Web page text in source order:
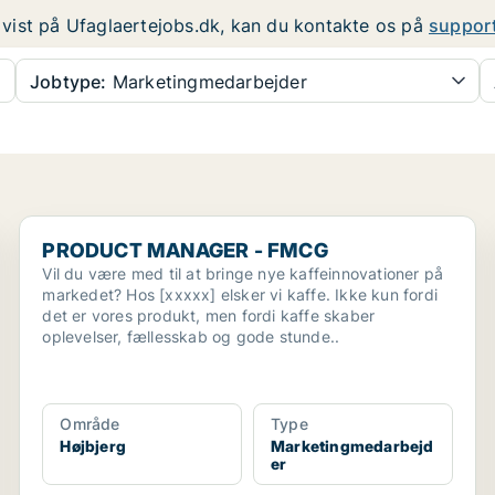
på Ufaglaertejobs.dk, kan du kontakte os på
Jobtype: Marketingmedarbejder
PRODUCT MANAGER - FMCG
PRODUCT MANAGER - FMCG
Vil du være med til at bringe nye kaffeinnovationer på
markedet? Hos [xxxxx] elsker vi kaffe. Ikke kun fordi
det er vores produkt, men fordi kaffe skaber
oplevelser, fællesskab og gode stunde..
Område
Højbjerg
Type
Marketingmedarbejd
er